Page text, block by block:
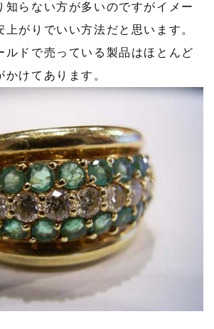
知らない方が多いのですがイメー
上がりでいい方法だと思います。
ルドで売っている製品はほとんど
かけてあります。